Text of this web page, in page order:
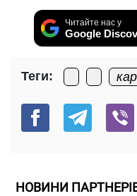
Читайте нас у
Google
Теги:
НОВИНИ